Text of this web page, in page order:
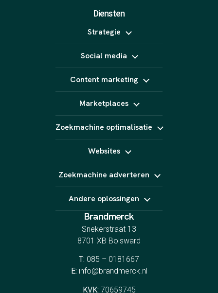
Diensten
Strategie
Online marketing uitbesteden
B2B marketing
Content strategie
Influencer marketing
Social media
LinkedIn Ads
TikTok Ads
Snapchat Ads
Pinterest Ads
Content marketing
Video (short form)
Fotografie
Animatie
AI content
E-Mail marketing
Marketplaces
Kaufland
Amazon
Marktplaats
Zoekmachine optimalisatie
GEO
Linkbuilding
Websites
Webshop laten maken
Landingspagina's
CRO
Zoekmachine adverteren
Bing Ads
YouTube Ads
Andere oplossingen
Indeed
Spotify
Brandmerck
Snekerstraat 13
8701 XB Bolsward
T: 085 – 0181667
E: info@brandmerck.nl
KVK: 70659745